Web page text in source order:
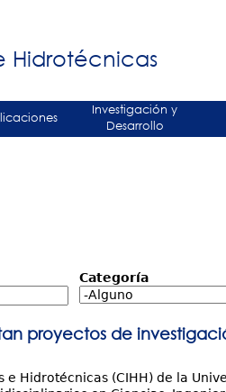
Hidrotécnicas
Investigación y
Desarrollo
Categoría
proyectos de
Hidrotécnicas (CIHH) de la